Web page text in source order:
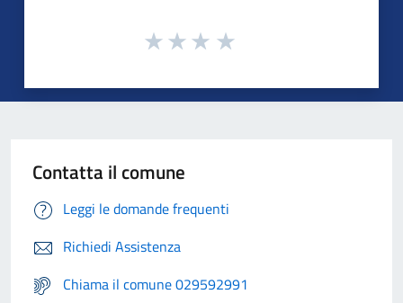
Contatta il comune
Leggi le domande frequenti
Richiedi Assistenza
Chiama il comune 029592991